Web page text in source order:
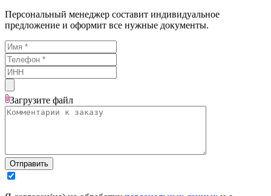
Персональный менеджер составит индивидуальное
предложение и оформит все нужные документы.
Загрузите файл
Отправить